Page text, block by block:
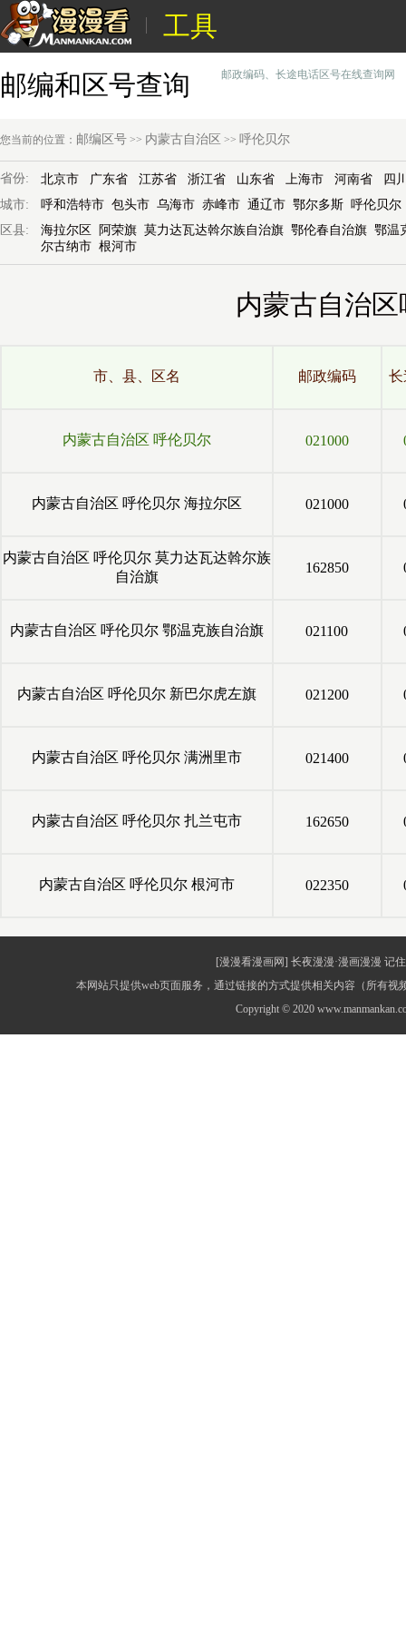
工具
邮编和区号查询
邮政编码、长途电话区号在线查询网
您当前的位置： 邮编区号 >> 内蒙古自治区 >> 呼伦贝尔
省份: 北京市 广东省 江苏省 浙江省 山东省 上海市 河南省
四
城市:
呼和浩特市 包头市 乌海市 赤峰市 通辽市 鄂尔多斯 呼伦贝尔
区县:
海拉尔区 阿荣旗 莫力达瓦达斡尔族自治旗 鄂伦春自治旗 鄂温
尔古纳市 根河市
内蒙古自治
市、县、区名 邮政编码 长
内蒙古自治区 呼伦贝尔 021000
内蒙古自治区 呼伦贝尔 海拉尔区 021000
内蒙古自治区 呼伦贝尔 莫力达瓦达斡尔族
自治旗
162850
内蒙古自治区 呼伦贝尔 鄂温克族自治旗 021100
内蒙古自治区 呼伦贝尔 新巴尔虎左旗 021200
内蒙古自治区 呼伦贝尔 满洲里市 021400
内蒙古自治区 呼伦贝尔 扎兰屯市 162650
内蒙古自治区 呼伦贝尔 根河市 022350
[漫漫看漫画网] 长夜漫漫·漫画漫漫 记
本网站只提供web页面服务，通过链接的方式提供相关内容（所有
Copyright © 2020